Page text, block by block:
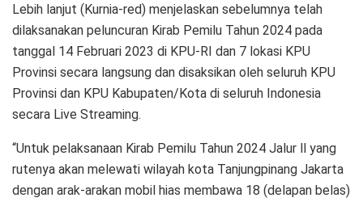
Lebih lanjut (Kurnia-red) menjelaskan sebelumnya telah
dilaksanakan peluncuran Kirab Pemilu Tahun 2024 pada
tanggal 14 Februari 2023 di KPU-RI dan 7 lokasi KPU
Provinsi secara langsung dan disaksikan oleh seluruh KPU
Provinsi dan KPU Kabupaten/Kota di seluruh Indonesia
secara Live Streaming.
“Untuk pelaksanaan Kirab Pemilu Tahun 2024 Jalur ll yang
rutenya akan melewati wilayah kota Tanjungpinang Jakarta
dengan arak-arakan mobil hias membawa 18 (delapan belas)